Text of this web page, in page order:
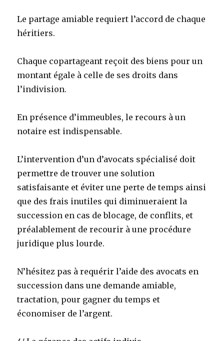
Le partage amiable requiert l’accord de chaque
héritiers.
Chaque copartageant reçoit des biens pour un
montant égale à celle de ses droits dans
l’indivision.
En présence d’immeubles, le recours à un
notaire est indispensable.
L’intervention d’un d’avocats spécialisé doit
permettre de trouver une solution
satisfaisante et éviter une perte de temps ainsi
que des frais inutiles qui diminueraient la
succession en cas de blocage, de conflits, et
préalablement de recourir à une procédure
juridique plus lourde.
N’hésitez pas à requérir l’aide des avocats en
succession dans une demande amiable,
tractation, pour gagner du temps et
économiser de l’argent.